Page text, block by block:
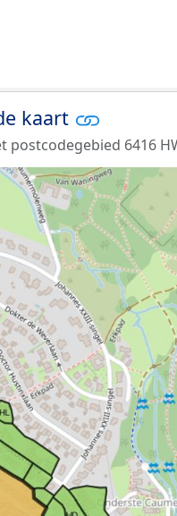
kaart
postcodegebied 6416